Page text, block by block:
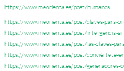
https://www.meorienta.es/post/humanos
https://www.meorienta.es/post/claves-para-
https://www.meorienta.es/post/inteligencia-
https://www.meorienta.es/post/las-claves-
https://www.meorienta.es/post/conviértete-
https://www.meorienta.es/post/generadores-